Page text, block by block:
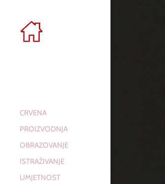
CRVENA
PROIZVODNJA
OBRAZOVANJE
ISTRAŽIVANJE
UMJETNOST